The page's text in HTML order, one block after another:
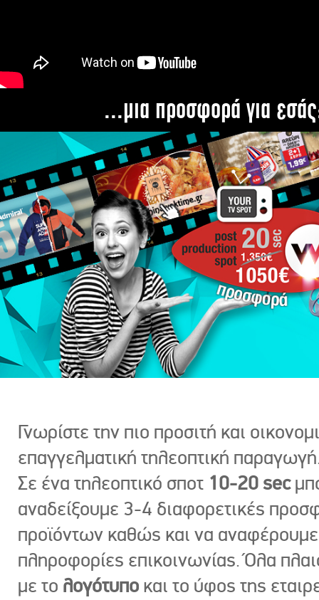
...μια προσφορά για
Γνωρίστε την πιο προσιτή και
επαγγελματική τηλεοπτική
Σε ένα τηλεοπτικό σποτ 10-20 sec
αναδείξουμε 3-4 διαφορετικές
προϊόντων καθώς και να
πληροφορίες επικοινωνίας. Όλα
με το λογότυπο και το ύφος της